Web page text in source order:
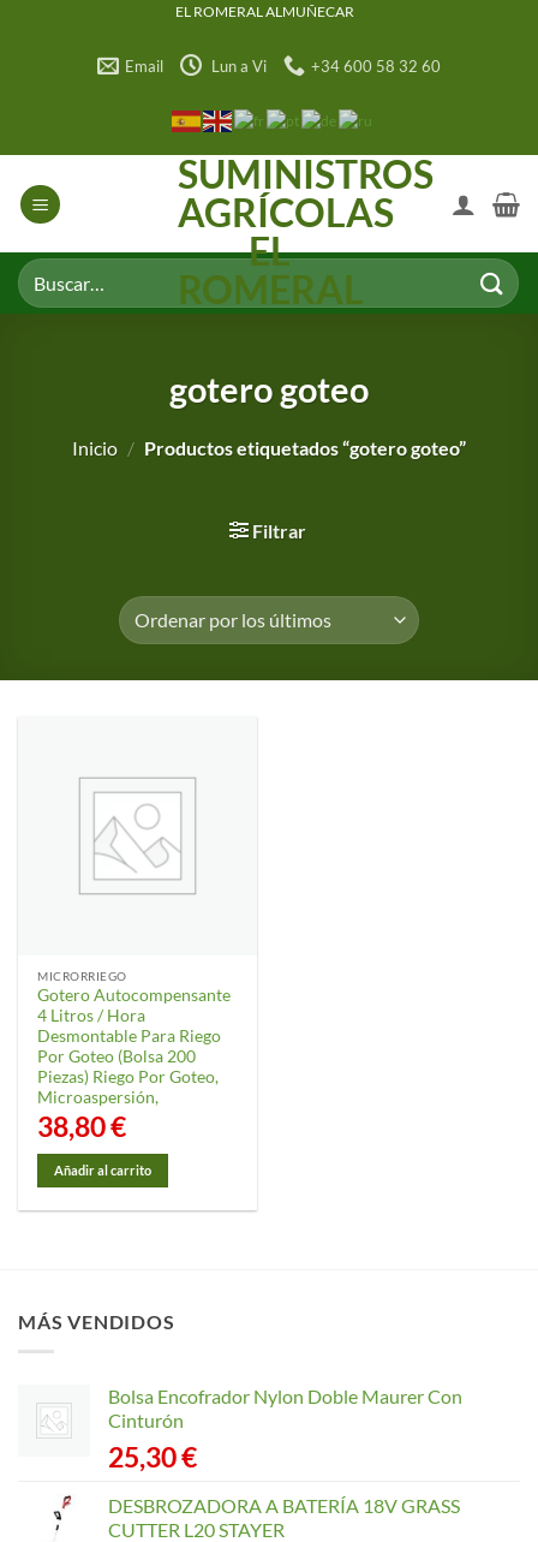
EL ROMERAL ALMUÑECAR
Email Lun a Vi +34 600 58 32 60
SUMINISTROS
AGRÍCOLAS
EL
ROMERAL
Buscar
por:
gotero goteo
Inicio / Productos etiquetados “gotero goteo”
Filtrar
MICRORRIEGO
Gotero Autocompensante
4 Litros / Hora
Desmontable Para Riego
Por Goteo (Bolsa 200
Piezas) Riego Por Goteo,
Microaspersión,
38,80€
Añadir al carrito
MÁS VENDIDOS
Bolsa Encofrador Nylon Doble Maurer Con
Cinturón
25,30€
DESBROZADORA A BATERÍA 18V GRASS
CUTTER L20 STAYER